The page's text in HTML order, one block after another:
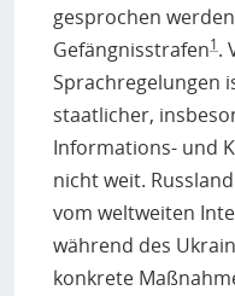
gesprochen
Gefängnisstrafen1.
Sprachregelungen
staatlicher,
Informations- und
nicht weit.
vom weltweiten
während des
konkrete